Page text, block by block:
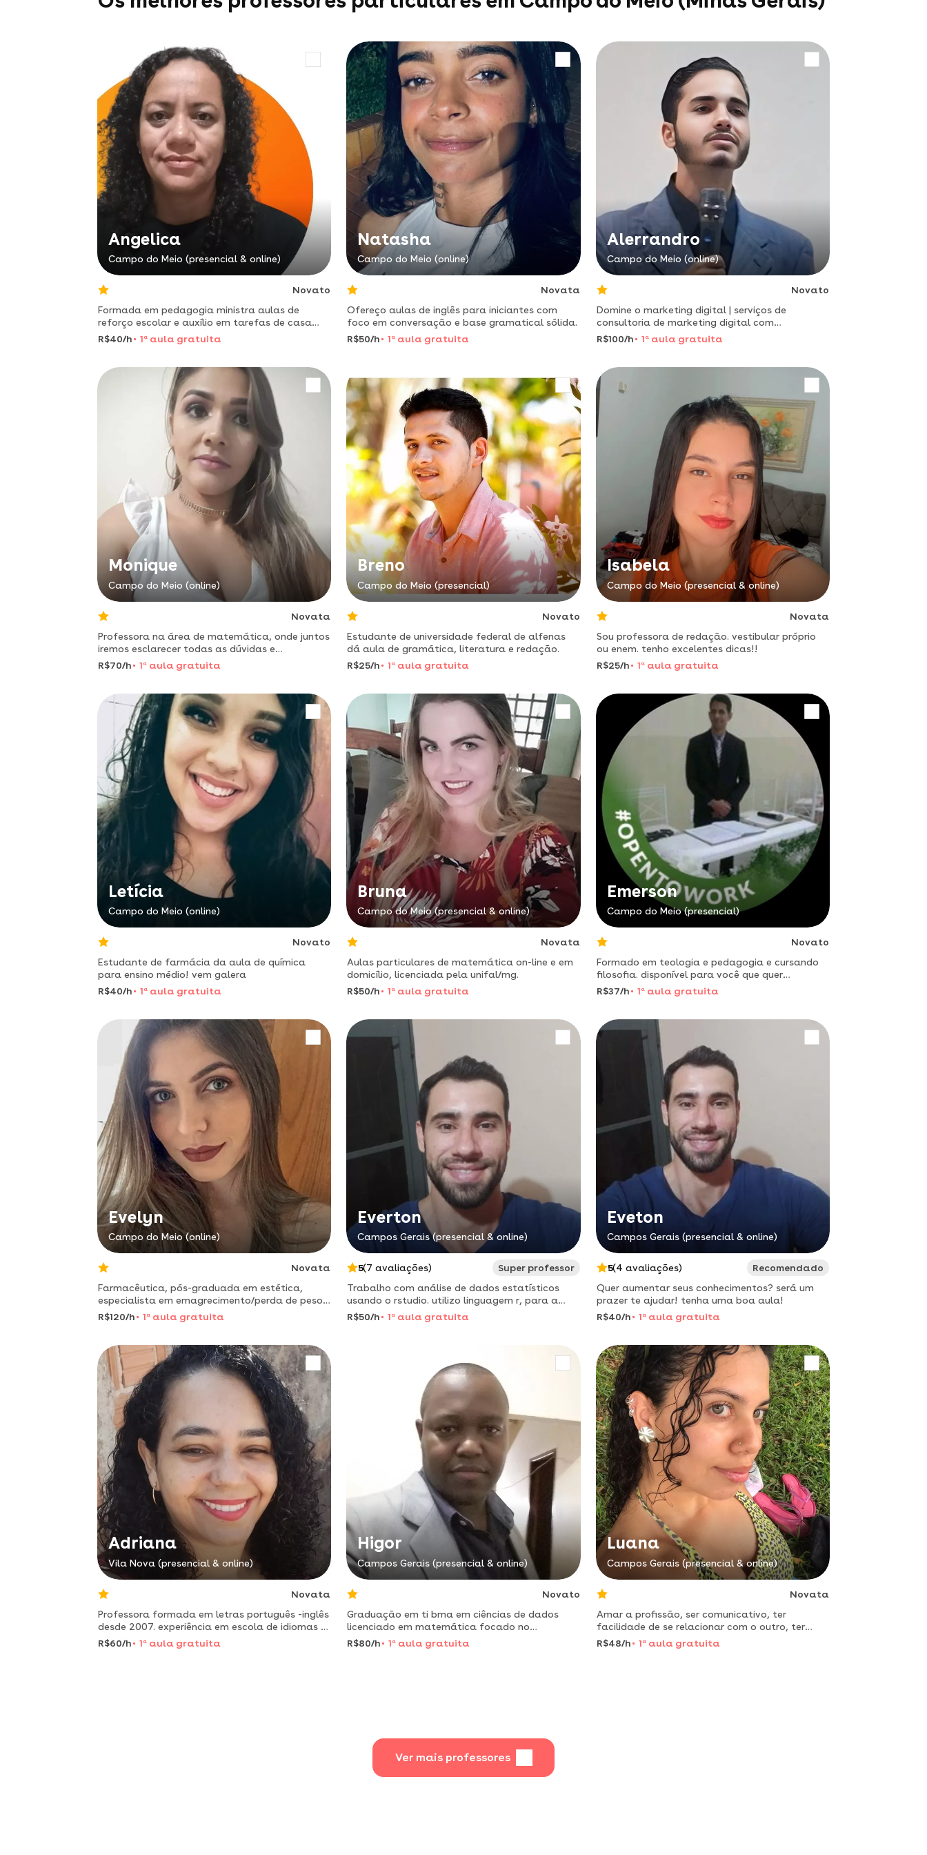
Angelica
Campo do Meio (presencial & online)
Novato
Formada em pedagogia ministra aulas de
reforço escolar e auxílio em tarefas de casa
para níveis do ensino fundamental i - 1º ao 5º
R$40/h 1 a aula gratuita
Natasha
Campo do Meio (online)
Novata
Ofereço aulas de inglês para iniciantes com
foco em conversação e base gramatical sólida.
R$50/h
1 a aula gratuita
Alerrandro
Campo do Meio (online)
Novato
Domine o marketing digital | serviços de
consultoria de marketing digital com
especialista
R$100/h 1 aaula gratuita
Monique
Campo do Meio (online)
Novata
Professora na área de matemática, onde juntos
iremos esclarecer todas as dúvidas e
dificuldades
R$70/h 1 a aula gratuita
Breno
Campo do Meio (presencial)
Novato
Estudante de universidade federal de alfenas
dá aula de gramática, literatura e redação.
R$25/h
1 a aula gratuita
Isabela
Campo do Meio (presencial & online)
Novata
Sou professora de redação. vestibular próprio
ou enem. tenho excelentes dicas!!
R$25/h
1 aaula gratuita
Letícia
Campo do Meio (online)
Novato
Estudante de farmácia da aula de química
para ensino médio! vem galera
R$40/h
1 a aula gratuita
Bruna
Campo do Meio (presencial & online)
Novata
Aulas particulares de matemática on-line e em
domicílio, licenciada pela unifal/mg.
R$50/h
1 a aula gratuita
Emerson
Campo do Meio (presencial)
Novato
Formado em teologia e pedagogia e cursando
filosofia. disponível para você que quer
aprofundar seus conhecimentos e quer aprender
de forma descontraída.
R$37/h 1 aaula gratuita
Evelyn
Campo do Meio (online)
Novata
Farmacêutica, pós-graduada em estética,
especialista em emagrecimento/perda de peso,
da aulas e consultoria online!
R$120/h 1 a aula gratuita
Everton
Campos Gerais (presencial & online)
5(7 avaliações)
Super professor
Trabalho com análise de dados estatísticos
usando o rstudio. utilizo linguagem r, para a
construção de gráficos, análises descritivas e
inferência estatística.
R$50/h 1 a aula gratuita
Eveton
Campos Gerais (presencial & online)
5(4 avaliações)
Recomendado
Quer aumentar seus conhecimentos? será um
prazer te ajudar! tenha uma boa aula!
R$40/h
1 aaula gratuita
Adriana
Vila Nova (presencial & online)
Novata
Professora formada em letras português -inglês
desde 2007. experiência em escola de idiomas e
escola privada com sistema anglo e pitágoras
R$60/h 1 a aula gratuita
Higor
Campos Gerais (presencial & online)
Novato
Graduação em ti bma em ciências de dados
licenciado em matemática focado no
aprendizado
R$80/h 1 a aula gratuita
Luana
Campos Gerais (presencial & online)
Novata
Amar a profissão, ser comunicativo, ter
facilidade de se relacionar com o outro, ter
equilíbrio emocional, ser criativo e empático. sou
luana professorade reforço escolar e estou aqui
R$48/h 1 aaula gratuita
Ver mais professores